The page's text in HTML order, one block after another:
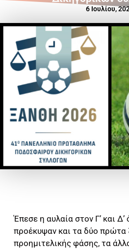
6 Ιουλίου,
Έπεσε η αυλαία στον Γ’ και
προέκυψαν και τα δύο πρώτα
προημιτελικής φάσης, τα